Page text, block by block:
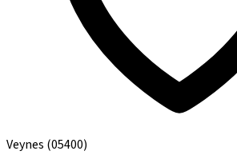
Veynes (05400)